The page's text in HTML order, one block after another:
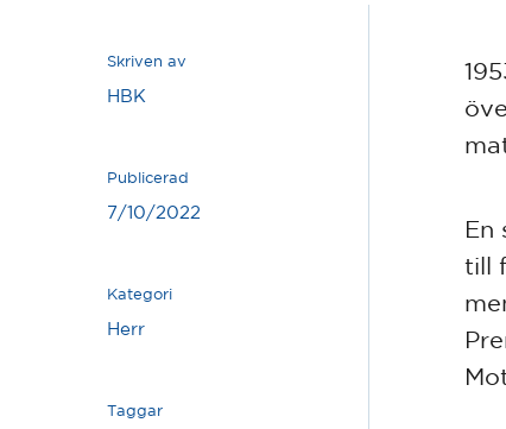
Skriven av
HBK
Publicerad
7/10/2022
Kategori
Herr
Taggar
En
till